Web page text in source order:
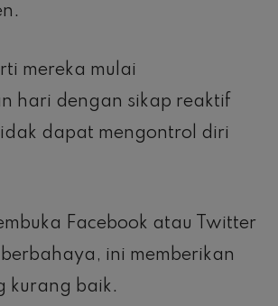
mereka mulai
hari dengan sikap reaktif
dapat mengontrol diri
Facebook atau Twitter
ini memberikan
kurang baik.